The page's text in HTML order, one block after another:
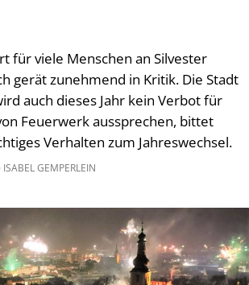
für viele Menschen an Silvester
gerät zunehmend in Kritik. Die Stadt
auch dieses Jahr kein Verbot für
Feuerwerk aussprechen, bittet
Verhalten zum Jahreswechsel.
ISABEL GEMPERLEIN